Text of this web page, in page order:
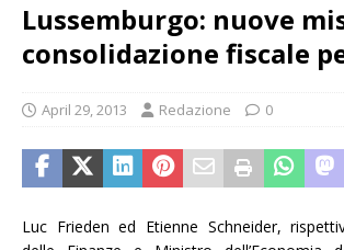
Lussemburgo: nuove
consolidazione fiscale
April 29, 2013 Redazione 0
Luc Frieden ed Etienne Schneider,